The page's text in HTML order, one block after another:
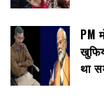
PM
था